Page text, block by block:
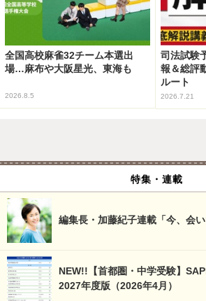
全国高校麻雀32チーム本選出
場…麻布や大阪星光、東海も
2026.8.5
司法試験
報＆総評
ルート
2026.7.21
特集・連載
編集長・加藤紀子連載「今、会い
NEW!!【首都圏・中学受験】
2027年度版（2026年4月）